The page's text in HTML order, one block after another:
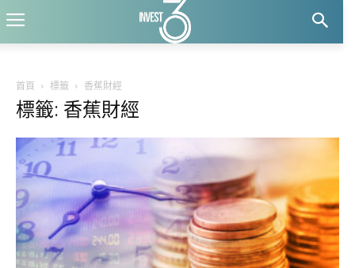
首頁 標籤 香蕉財經
標籤: 香蕉財經